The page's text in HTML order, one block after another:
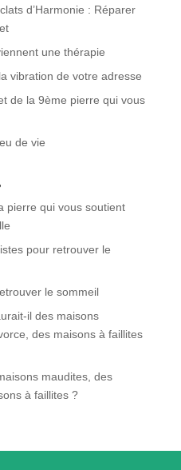
d’Harmonie : Réparer
une thérapie
vibration de votre adresse
de la 9ème pierre qui vous
de vie
pierre qui vous soutient
pour retrouver le
le sommeil
il des maisons
des maisons à faillites
maudites, des
à faillites ?